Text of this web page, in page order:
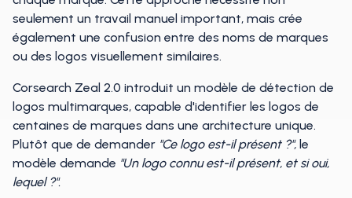
seulement un travail manuel important, mais crée
également une confusion entre des noms de marques
ou des logos visuellement similaires.
Corsearch Zeal 2.0 introduit un modèle de détection de
logos multimarques, capable d'identifier les logos de
centaines de marques dans une architecture unique.
Plutôt que de demander "Ce logo est-il présent ?", le
modèle demande "Un logo connu est-il présent, et si oui,
lequel ?".